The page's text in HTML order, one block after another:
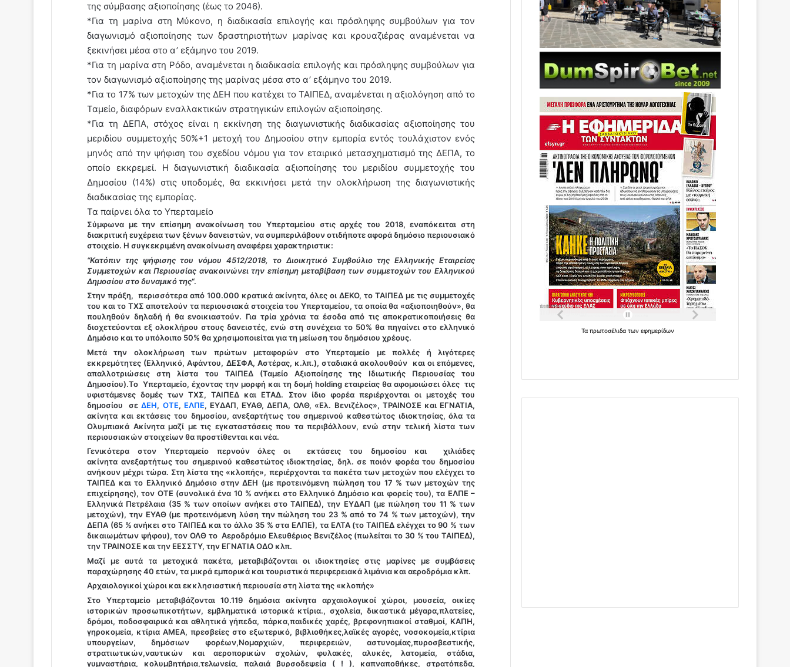
της σύμβασης αξιοποίησης (έως το 2046).
*Για τη μαρίνα στη Μύκονο, η διαδικασία επιλογής και πρόσληψης συμβούλων για τον
διαγωνισμό αξιοποίησης των δραστηριοτήτων μαρίνας και κρουαζιέρας αναμένεται να
ξεκινήσει μέσα στο α’ εξάμηνο του 2019.
*Για τη μαρίνα στη Ρόδο, αναμένεται η διαδικασία επιλογής και πρόσληψης συμβούλων για
τον διαγωνισμό αξιοποίησης της μαρίνας μέσα στο α’ εξάμηνο του 2019.
*Για το 17% των μετοχών της ΔΕΗ που κατέχει το ΤΑΙΠΕΔ, αναμένεται η αξιολόγηση από το
Ταμείο, διαφόρων εναλλακτικών στρατηγικών επιλογών αξιοποίησης.
*Για τη ΔΕΠΑ, στόχος είναι η εκκίνηση της διαγωνιστικής διαδικασίας αξιοποίησης του
μεριδίου συμμετοχής 50%+1 μετοχή του Δημοσίου στην εμπορία εντός τουλάχιστον ενός
μηνός από την ψήφιση του σχεδίου νόμου για τον εταιρικό μετασχηματισμό της ΔΕΠΑ, το
οποίο εκκρεμεί. Η διαγωνιστική διαδικασία αξιοποίησης του μεριδίου συμμετοχής του
Δημοσίου (14%) στις υποδομές, θα εκκινήσει μετά την ολοκλήρωση της διαγωνιστικής
διαδικασίας της εμπορίας.
Τα παίρνει όλα το Υπερταμείο
Σύμφωνα με την επίσημη ανακοίνωση του Υπερταμείου στις αρχές του 2018, εναπόκειται στη
διακριτική ευχέρεια των ξένων δανειστών, να συμπεριλάβουν οτιδήποτε αφορά δημόσιο περιουσιακό
στοιχείο. Η συγκεκριμένη ανακοίνωση αναφέρει χαρακτηριστικ:
“Κατόπιν της ψήφισης του νόμου 4512/2018, το Διοικητικό Συμβούλιο της Ελληνικής Εταιρείας
Συμμετοχών και Περιουσίας ανακοινώνει την επίσημη μεταβίβαση των συμμετοχών του Ελληνικού
Δημοσίου στο δυναμικό της“.
Στην πράξη, περισσότερα από 100.000 κρατικά ακίνητα, όλες οι ΔΕΚΟ, το ΤΑΙΠΕΔ με τις συμμετοχές
του και το ΤΧΣ αποτελούν τα περιουσιακά στοιχεία του Υπερταμείου, τα οποία θα «αξιοποιηθούν», θα
πουληθούν δηλαδή ή θα ενοικιαστούν. Για τρία χρόνια τα έσοδα από τις αποκρατικοποιήσεις θα
διοχετεύονται εξ ολοκλήρου στους δανειστές, ενώ στη συνέχεια το 50% θα πηγαίνει στο ελληνικό
Δημόσιο και το υπόλοιπο 50% θα χρησιμοποιείται για τη μείωση του δημόσιου χρέους.
Μετά την ολοκλήρωση των πρώτων μεταφορών στο Υπερταμείο με πολλές ή λιγότερες
εκκρεμότητες (Ελληνικό, Αφάντου, ΔΕΣΦΑ, Αστέρας, κ.λπ.), σταδιακά ακολουθούν και οι επόμενες,
απαλλοτριώσεις στη λίστα του ΤΑΙΠΕΔ (Ταμείο Αξιοποίησης της Ιδιωτικής Περιουσίας του
Δημοσίου).Το Υπερταμείο, έχοντας την μορφή και τη δομή holding εταιρείας θα αφομοιώσει όλες τις
υφιστάμενες δομές των ΤΧΣ, ΤΑΙΠΕΔ και ΕΤΑΔ. Στον ίδιο φορέα περιέρχονται οι μετοχές του
δημοσίου σεΔΕΗ, ΟΤΕ, ΕΛΠΕ, ΕΥΔΑΠ, ΕΥΑΘ, ΔΕΠΑ, ΟΛΘ, «Ελ. Βενιζέλος», ΤΡΑΙΝΟΣΕ και ΕΓΝΑΤΙΑ,
ακίνητα και εκτάσεις του δημοσίου, ανεξαρτήτως του σημερινού καθεστώτος ιδιοκτησίας, όλα τα
Ολυμπιακά Ακίνητα μαζί με τις εγκαταστάσεις που τα περιβάλλουν, ενώ στην τελική λίστα των
περιουσιακών στοιχείων θα προστίθενται και νέα.
Γενικότερα στον Υπερταμείο περνούν όλες οι εκτάσεις του δημοσίου και χιλιάδες
ακίνητα ανεξαρτήτως του σημερινού καθεστώτος ιδιοκτησίας, δηλ. σε ποιόν φορέα του δημοσίου
ανήκουν μέχρι τώρα. Στη λίστα της «κλοπής», περιέρχονται τα πακέτα των μετοχών που ελέγχει το
ΤΑΙΠΕΔ και το Ελληνικό Δημόσιο στην ΔΕΗ (με προτεινόμενη πώληση του 17 % των μετοχών της
επιχείρησης), τον ΟΤΕ (συνολικά ένα 10 % ανήκει στο Ελληνικό Δημόσιο και φορείς του), τα ΕΛΠΕ –
Ελληνικά Πετρέλαια (35 % των οποίων ανήκει στο ΤΑΙΠΕΔ), την ΕΥΔΑΠ (με πώληση του 11 % των
μετοχών), την ΕΥΑΘ (με προτεινόμενη λύση την πώληση του 23 % από το 74 % των μετοχών), την
ΔΕΠΑ (65 % ανήκει στο ΤΑΙΠΕΔ και το άλλο 35 % στα ΕΛΠΕ), τα ΕΛΤΑ (το ΤΑΙΠΕΔ ελέγχει το 90 % των
δικαιωμάτων ψήφου), τον ΟΛΘ το Αεροδρόμιο Ελευθέριος Βενιζέλος (πωλείται το 30 % του ΤΑΙΠΕΔ),
την ΤΡΑΙΝΟΣΕ και την ΕΕΣΣΤΥ, την ΕΓΝΑΤΙΑ ΟΔΟ κλπ.
Μαζί με αυτά τα μετοχικά πακέτα, μεταβιβάζονται οι ιδιοκτησίες στις μαρίνες με συμβάσεις
παραχώρησης 40 ετών, τα μικρά εμπορικά και τουριστικά περιφερειακά λιμάνια και αεροδρόμια κλπ.
Αρχαιολογικοί χώροι και εκκλησιαστική περιουσία στη λίστα της «κλοπής»
Στο Υπερταμείο μεταβιβάζονται 10.119 δημόσια ακίνητα αρχαιολογικοί χώροι, μουσεία, οικίες
ιστορικών προσωπικοτήτων, εμβληματικά ιστορικά κτίρια., σχολεία, δικαστικά μέγαρα,πλατείες,
δρόμοι, ποδοσφαιρικά και αθλητικά γήπεδα, πάρκα,παιδικές χαρές, βρεφονηπιακοί σταθμοί, ΚΑΠΗ,
γηροκομεία, κτίρια ΑΜΕΑ, πρεσβείες στο εξωτερικό, βιβλιοθήκες,λαϊκές αγορές, νοσοκομεία,κτίρια
υπουργείων, δημόσιων φορέων,Νομαρχιών, περιφερειών, αστυνομίας,πυροσβεστικής,
στρατιωτικών,ναυτικών και αεροπορικών σχολών, φυλακές, αλυκές, λατομεία, στάδια,
γυμναστήρια, κολυμβητήρια,τελωνεία, παλαιά βυρσοδεψεία ( ! ), καπναποθήκες, στρατόπεδα,
Ταπρωτοσέλιδατωνεφημερίδων